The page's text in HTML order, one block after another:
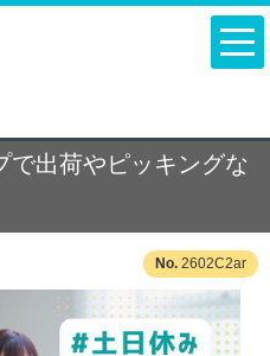
で出荷やピッキングな
2602C2ar